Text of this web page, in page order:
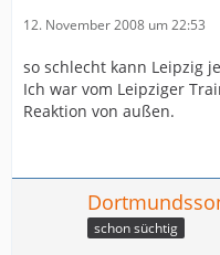
12. November 2008 um 22:53
so schlecht kann Leipzig
Ich war vom Leipziger
Reaktion von außen.
schon süchtig